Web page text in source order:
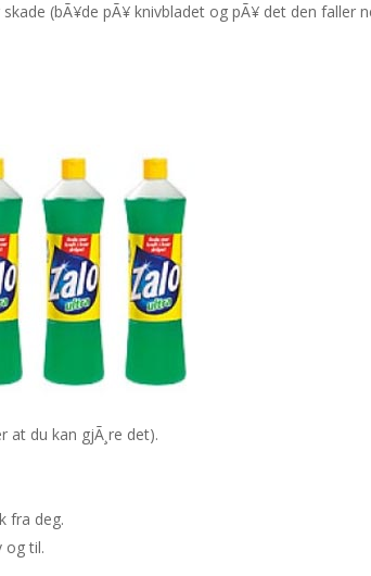
(bÃ¥de pÃ¥ knivbladet og pÃ¥ det den faller
at du kan gjÃ¸re det).
fra deg.
og til.